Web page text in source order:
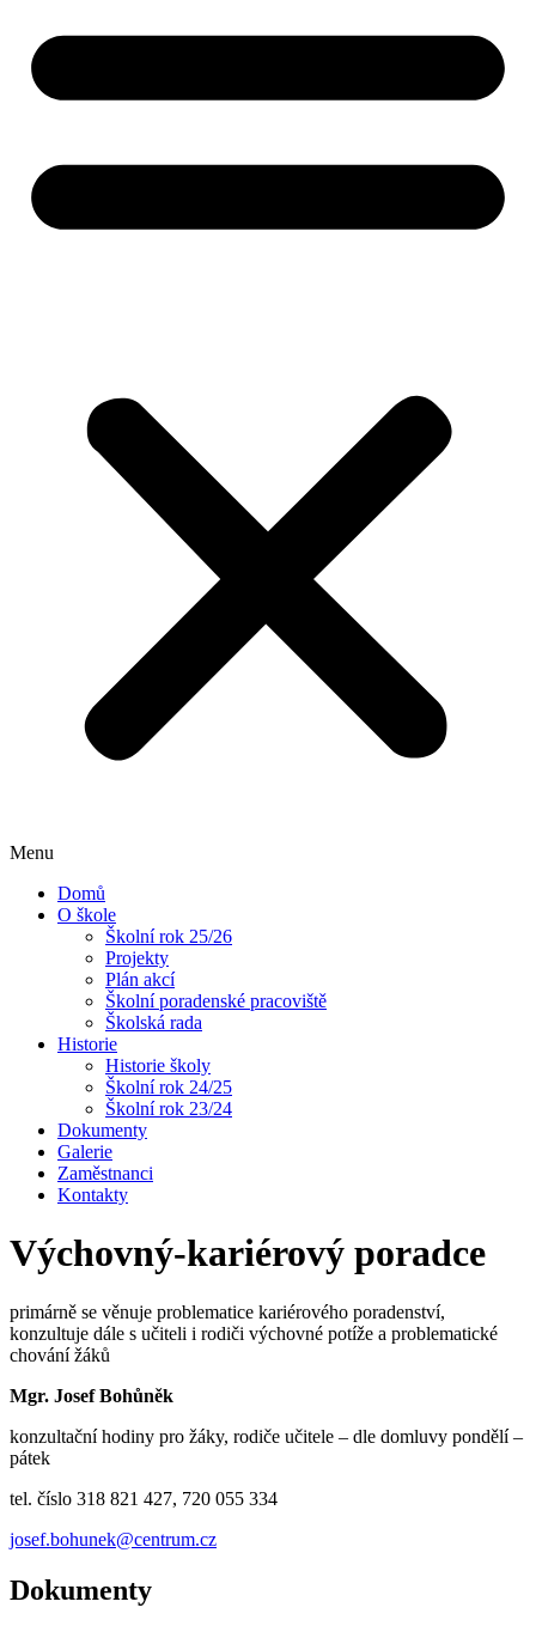
Menu
Domů
O škole
Školní rok 25/26
Projekty
Plán akcí
Školní poradenské pracoviště
Školská rada
Historie
Historie školy
Školní rok 24/25
Školní rok 23/24
Dokumenty
Galerie
Zaměstnanci
Kontakty
Výchovný-kariérový poradce
primárně se věnuje problematice kariérového poradenství,
konzultuje dále s učiteli i rodiči výchovné potíže a problematické
chování žáků
Mgr. Josef Bohůněk
konzultační hodiny pro žáky, rodiče učitele – dle domluvy pondělí –
pátek
tel. číslo 318 821 427, 720 055 334
josef.bohunek@centrum.cz
Dokumenty